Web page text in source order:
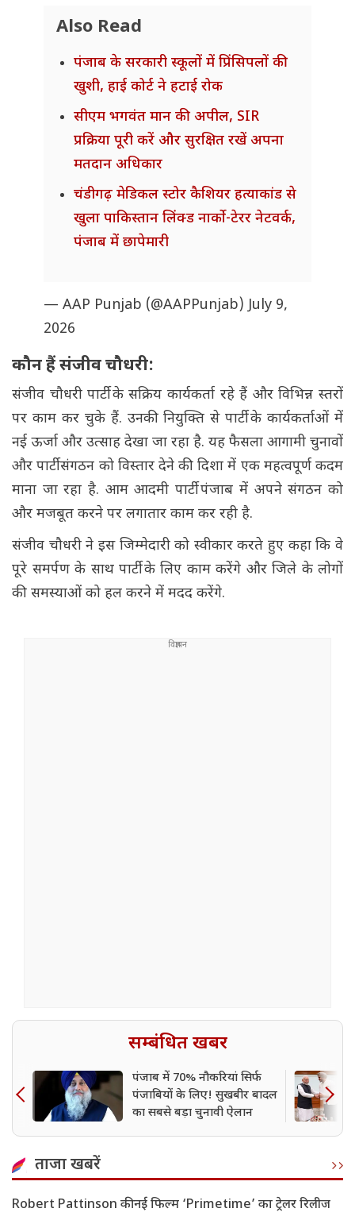
Also Read
पंजाब के सरकारी स्कूलों में प्रिंसिपलों की
खुशी, हाई कोर्ट ने हटाई रोक
सीएम भगवंत मान की अपील, SIR
प्रक्रिया पूरी करें और सुरक्षित रखें अपना
मतदान अधिकार
चंडीगढ़ मेडिकल स्टोर कैशियर हत्याकांड से
खुला पाकिस्तान लिंक्ड नार्को-टेरर नेटवर्क,
पंजाब में छापेमारी
— AAP Punjab (@AAPPunjab)July 9,
2026
कौन हैं संजीव चौधरी:
संजीव चौधरी पार्टी के सक्रिय कार्यकर्ता रहे हैं और विभिन्न स्तरों
पर काम कर चुके हैं. उनकी नियुक्ति से पार्टी के कार्यकर्ताओं में
नई ऊर्जा और उत्साह देखा जा रहा है. यह फैसला आगामी चुनावों
और पार्टी संगठन को विस्तार देने की दिशा में एक महत्वपूर्ण कदम
माना जा रहा है. आम आदमी पार्टी पंजाब में अपने संगठन को
और मजबूत करने पर लगातार काम कर रही है.
संजीव चौधरी ने इस जिम्मेदारी को स्वीकार करते हुए कहा कि वे
पूरे समर्पण के साथ पार्टी के लिए काम करेंगे और जिले के लोगों
की समस्याओं को हल करने में मदद करेंगे.
सम्बंधित खबर
पंजाब में 70% नौकरियां सिर्फ
पंजाबियों के लिए! सुखबीर बादल
का सबसे बड़ा चुनावी ऐलान
ताजा खबरें
Robert Pattinson की नई फिल्म ‘Primetime’ का ट्रेलर रिलीज